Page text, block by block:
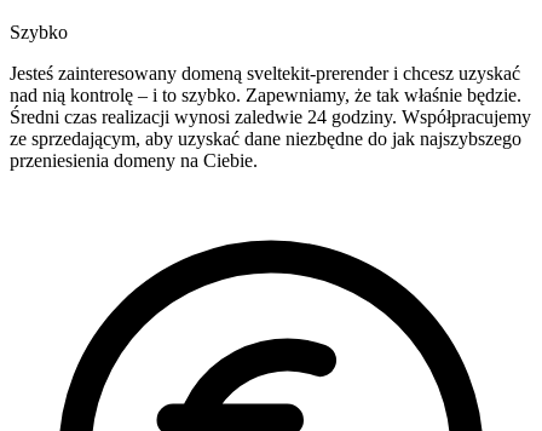
Szybko
Jesteś zainteresowany domeną sveltekit-prerender i chcesz uzyskać
nad nią kontrolę – i to szybko. Zapewniamy, że tak właśnie będzie.
Średni czas realizacji wynosi zaledwie 24 godziny. Współpracujemy
ze sprzedającym, aby uzyskać dane niezbędne do jak najszybszego
przeniesienia domeny na Ciebie.